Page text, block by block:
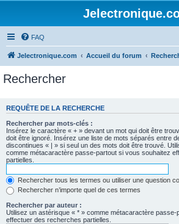
FAQ
Jelectronique.com Accueil du forum
Rechercher
REQUÊTE DE LA RECHERCHE
Rechercher par mots-clés :
Insérez le caractère « + » devant un mot qui doit être
doit être ignoré. Insérez une liste de mots séparés entre
discontinues « | » si seul un des mots doit être trouvé.
comme métacaractère passe-partout si vous souhaitez
partielles.
Rechercher tous les termes ou utiliser une question
Rechercher n’importe quel de ces termes
Rechercher par auteur :
Utilisez un astérisque « * » comme métacaractère passe-
effectuer des recherches partielles.